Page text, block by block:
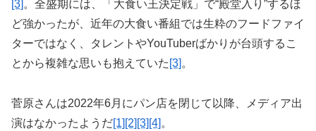
[3] 。全盛期には、「大食い王決定戦」で“殿堂入り”するほ
ど強かったが、近年の大食い番組では生粋のフードファイ
ターではなく、タレントやYouTuberばかりが台頭するこ
とから複雑な思いも抱えていた [3] 。
菅原さんは2022年6月にパン店を閉じて以降、メディア出
演はなかったようだ[1] [2] [3] [4] 。